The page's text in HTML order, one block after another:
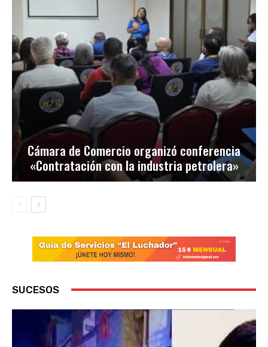
Cámara de Comercio organizó conferencia
«Contratación con la industria petrolera»
SUCESOS